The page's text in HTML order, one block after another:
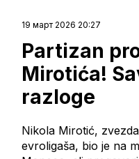
19 март 2026 20:27
Partizan
Mirotića!
razloge
Nikola Mirotić,
evroligaša, bio je na